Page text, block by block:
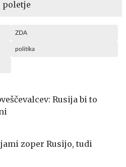
poletje
ZDA
politika
Rusija bi to
zoper Rusijo, tudi